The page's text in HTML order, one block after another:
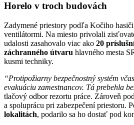
Horelo v troch budovách
Zadymené priestory podľa Kočiho
ventilátormi. Na miesto privolali
udalosti zasahovalo viac ako 20
záchranného útvaru hlavného mesta
kusmi techniky.
“Protipožiarny bezpečnostný systém
evakuáciu zamestnancov. Tá prebehla
tlačový odbor rezortu práce. Zároveň
a spoluprácu pri zabezpečení priestoru.
lokalitách, podarilo sa ho dostať pod